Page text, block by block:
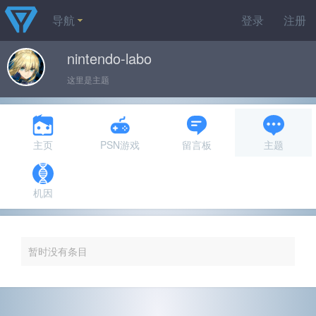
登录 注册
导航
nintendo-labo
这里是主题
主页 PSN游戏 留言板 主题
机因
暂时没有条目